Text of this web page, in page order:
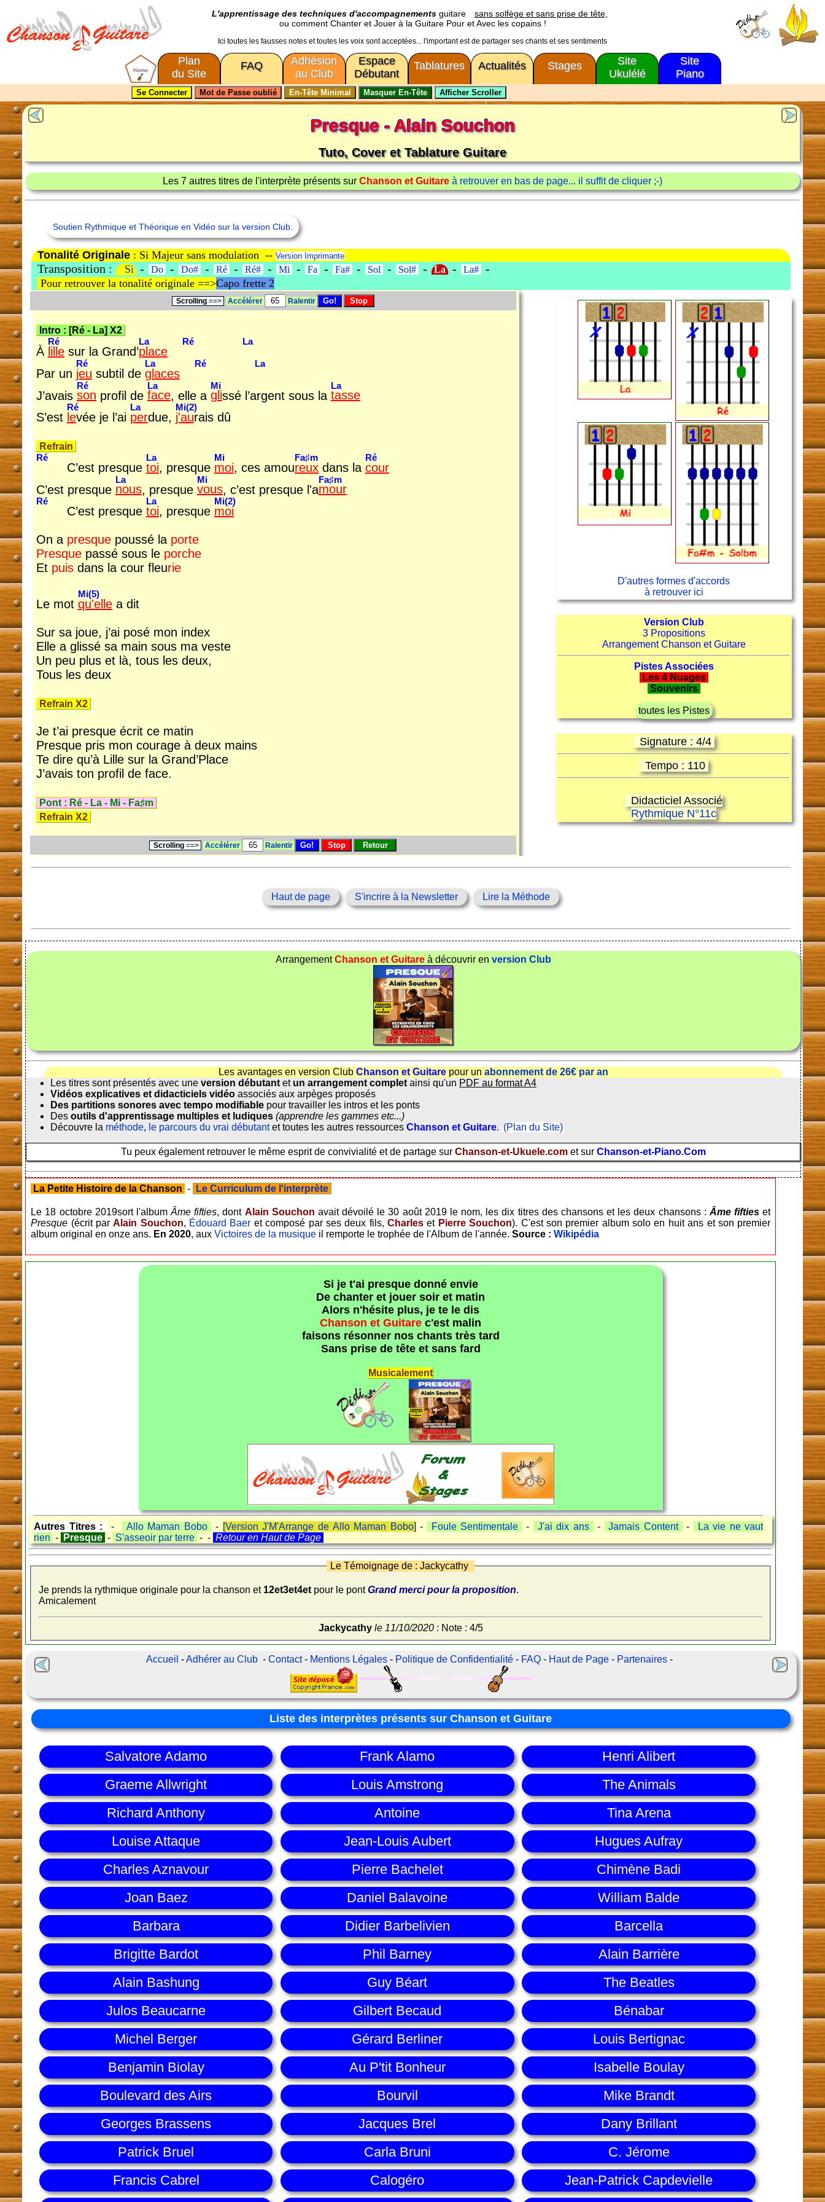
L'apprentissage des techniques d'accompagnementsguitare
sans solfège et sans prise de tête,
ou comment Chanter et Jouer à la Guitare Pour et Avec les copains !
Ici toutes les fausses notes et toutes les voix sont acceptées... l'important est de partager ses chants et ses sentiments
Plan
du Site
FAQ
Adhésion
au Club
Espace
Débutant
Tablatures Actualités Stages
Site
Ukulélé
Site
Piano
Presque - Alain Souchon
Tuto, Cover et Tablature Guitare
Les 7 autres titres de l'interprète présents sur Chanson et Guitare à retrouver en bas de page... il suffit de cliquer ;-)
Soutien Rythmique et Théorique en Vidéo sur la version Club.
Tonalité Originale : Si Majeur sans modulation --Version Imprimante
Transposition : Si - Do - Do# - Ré - Ré# - Mi - Fa - Fa# - Sol - Sol# - La - La# -
Pour retrouver la tonalité originale ==>Capo frette 2
Scrolling ==> Accélérer Ralentir
Intro : [Ré- La] X2
À
Ré
lillesur la Grand’
La
place
Ré La
Par un
Ré
jeu subtil de
La
glaces
Ré La
J’avais
Ré
son profil de
La
face, elle a
Mi
glissé l’argent sous la
La
tasse
S’est
Ré
levée je l’ai
La
perdue,
Mi(2)
j'aurais dû
Refrain
Ré
C’est presque
La
toi, presque
Mi
moi, ces amou
Fa♯m
reuxdans la
Ré
cour
C’est presque
La
nous, presque
Mi
vous, c’est presque l'a
Fa♯m
mour
Ré
C’est presque
La
toi, presque
Mi(2)
moi
On a presquepoussé la porte
Presquepassé sous le porche
Et puisdans la cour fleurie
Le mot
Mi(5)
qu'ellea dit
Sur sa joue, j’ai posé mon index
Elle a glissé sa main sous ma veste
Un peu plus et là, tous les deux,
Tous les deux
Refrain X2
Je t’ai presque écrit ce matin
Presque pris mon courage à deux mains
Te dire qu’à Lille sur la Grand’Place
J’avais ton profil de face.
Pont : Ré- La- Mi- Fa♯m
Refrain X2
Scrolling==> Accélérer Ralentir
D'autres formes d'accords
à retrouver ici
Version Club
3 Propositions
Arrangement Chanson et Guitare
Pistes Associées
Les 4 Nuages
Souvenirs
toutes les Pistes
Signature : 4/4
Tempo : 110
Didacticiel Associé
Rythmique N°11c
Haut de page S'incrire à la Newsletter Lire la Méthode
ArrangementChanson et Guitareà découvrir en version Club
Les avantages en version Club Chanson et Guitarepour un abonnement de 26€ par an
Les titres sont présentés avec uneversion débutant et un arrangement complet ainsi qu'un PDF au format A4
Vidéos explicatives et didacticiels vidéo associés aux arpèges proposés
Des partitions sonores avec tempo modifiable pour travailler les intros et les ponts
Desoutils d'apprentissage multiples et ludiques (apprendre les gammes etc...)
Découvre la méthode, le parcours du vrai débutantet toutes les autres ressourcesChanson et Guitare. (Plan du Site)
Tu peux également retrouver le même esprit de convivialité et de partage sur Chanson-et-Ukuele.comet sur Chanson-et-Piano.Com
La Petite Histoire de la Chanson - Le Curriculum de l'interprète
Le 18 octobre 2019sort l'albumÂme fifties, dont Alain Souchon avait dévoilé le 30 août 2019 le nom, les dix titres des chansons et les deux chansons : Âme fifties et
Presque (écrit parAlain Souchon, Édouard Baer et composé par ses deux fils,Charleset Pierre Souchon). C'est son premier album solo en huit ans et son premier
album original en onze ans. En 2020, auxVictoires de la musique il remporte le trophée de l'Album de l'année.Source :Wikipédia
Si je t'ai presque donné envie
De chanter et jouer soir et matin
Alors n'hésite plus, je te le dis
Chanson et Guitare c'est malin
faisons résonner nos chants très tard
Sans prise de tête et sans fard
Musicalement
Autres Titres : - Allo Maman Bobo - [Version J'M'Arrange de Allo Maman Bobo] - Foule Sentimentale - J'ai dix ans - Jamais Content -
La vie ne vaut
rien - Presque - S'asseoir par terre - - Retour en Haut de Page
Le Témoignage de : Jackycathy
Je prends la rythmique originale pour la chanson et 12et3et4et pour le pontGrand merci pour la proposition.
Amicalement
Jackycathy le 11/10/2020: Note : 4/5
Accueil -Adhérer au Club -Contact- Mentions Légales - Politique de Confidentialité - FAQ - Haut de Page - Partenaires -
Liste des interprètes présents sur Chanson et Guitare
Salvatore Adamo Frank Alamo
Henri Alibert
Graeme Allwright
Louis Amstrong
The Animals
Richard Anthony
Antoine
Tina Arena
Louise Attaque
Jean-Louis Aubert
Hugues Aufray
Charles Aznavour
Pierre Bachelet
Chimène Badi
Joan Baez
Daniel Balavoine
William Balde
Barbara
Didier Barbelivien
Barcella
Brigitte Bardot
Phil Barney
Alain Barrière
Alain Bashung
Guy Béart
The Beatles
Julos Beaucarne
Gilbert Becaud
Bénabar
Michel Berger
Gérard Berliner
Louis Bertignac
Benjamin Biolay
Au P'tit Bonheur
Isabelle Boulay
Boulevard des Airs
Bourvil
Mike Brandt
Georges Brassens
Jacques Brel
Dany Brillant
Patrick Bruel
Carla Bruni
C. Jérome
Francis Cabrel
Calogéro
Jean-Patrick Capdevielle